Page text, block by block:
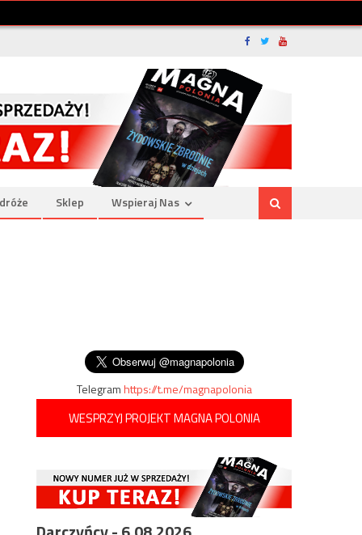
Sklep Wspieraj Nas
Telegramhttps://t.me/magnapolonia
WESPRZYJ PROJEKT MAGNA POLONIA